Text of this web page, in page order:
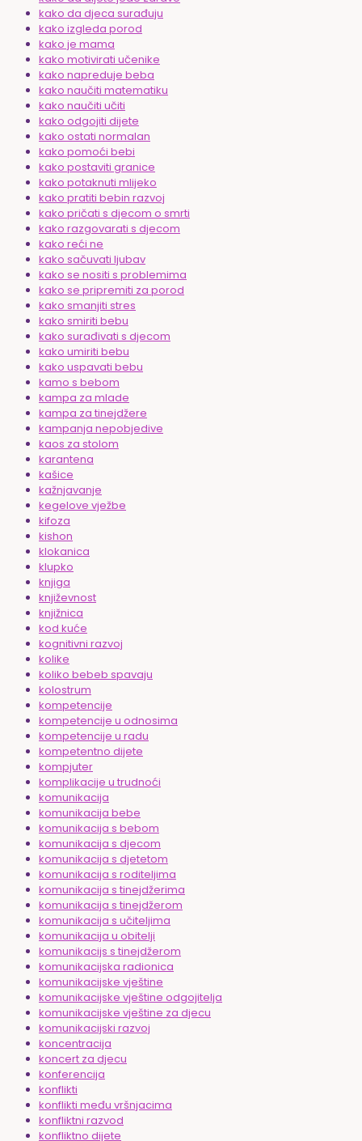
kako da djeca surađuju
kako izgleda porod
kako je mama
kako motivirati učenike
kako napreduje beba
kako naučiti matematiku
kako naučiti učiti
kako odgojiti dijete
kako ostati normalan
kako pomoći bebi
kako postaviti granice
kako potaknuti mlijeko
kako pratiti bebin razvoj
kako pričati s djecom o smrti
kako razgovarati s djecom
kako reći ne
kako sačuvati ljubav
kako se nositi s problemima
kako se pripremiti za porod
kako smanjiti stres
kako smiriti bebu
kako surađivati s djecom
kako umiriti bebu
kako uspavati bebu
kamo s bebom
kampa za mlade
kampa za tinejdžere
kampanja nepobjedive
kaos za stolom
karantena
kašice
kažnjavanje
kegelove vježbe
kifoza
kishon
klokanica
klupko
knjiga
književnost
knjižnica
kod kuće
kognitivni razvoj
kolike
koliko bebeb spavaju
kolostrum
kompetencije
kompetencije u odnosima
kompetencije u radu
kompetentno dijete
kompjuter
komplikacije u trudnoći
komunikacija
komunikacija bebe
komunikacija s bebom
komunikacija s djecom
komunikacija s djetetom
komunikacija s roditeljima
komunikacija s tinejdžerima
komunikacija s tinejdžerom
komunikacija s učiteljima
komunikacija u obitelji
komunikacijs s tinejdžerom
komunikacijska radionica
komunikacijske vještine
komunikacijske vještine odgojitelja
komunikacijske vještine za djecu
komunikacijski razvoj
koncentracija
koncert za djecu
konferencija
konflikti
konflikti među vršnjacima
konfliktni razvod
konfliktno dijete